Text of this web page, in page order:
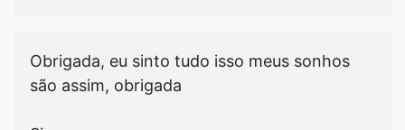
Obrigada, eu sinto tudo isso meus sonhos
são assim, obrigada